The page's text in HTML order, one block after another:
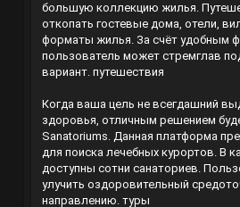
большую коллекцию жилья.
откопать гостевые дома, отели,
форматы жилья. За счёт удобным
пользователь может стремглав
вариант. путешествия
Когда ваша цель не всегдашний
здоровья, отличным решением
Sanatoriums. Данная платформа
для поиска лечебных курортов. В
доступны сотни санаториев.
улучить оздоровительный
направлению. туры